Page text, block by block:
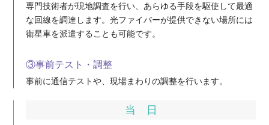
専門技術者が現地調査を行い、あらゆる手段を駆使して最適
な回線を調達します。光ファイバーが提供できない場所には
衛星車を派遣することも可能です。
③事前テスト・調整
事前に通信テストや、現場まわりの調整を行います。
当 日